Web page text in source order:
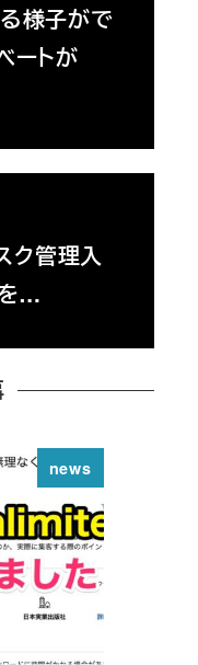
様子がで
ートが
ク管理入
を…
news